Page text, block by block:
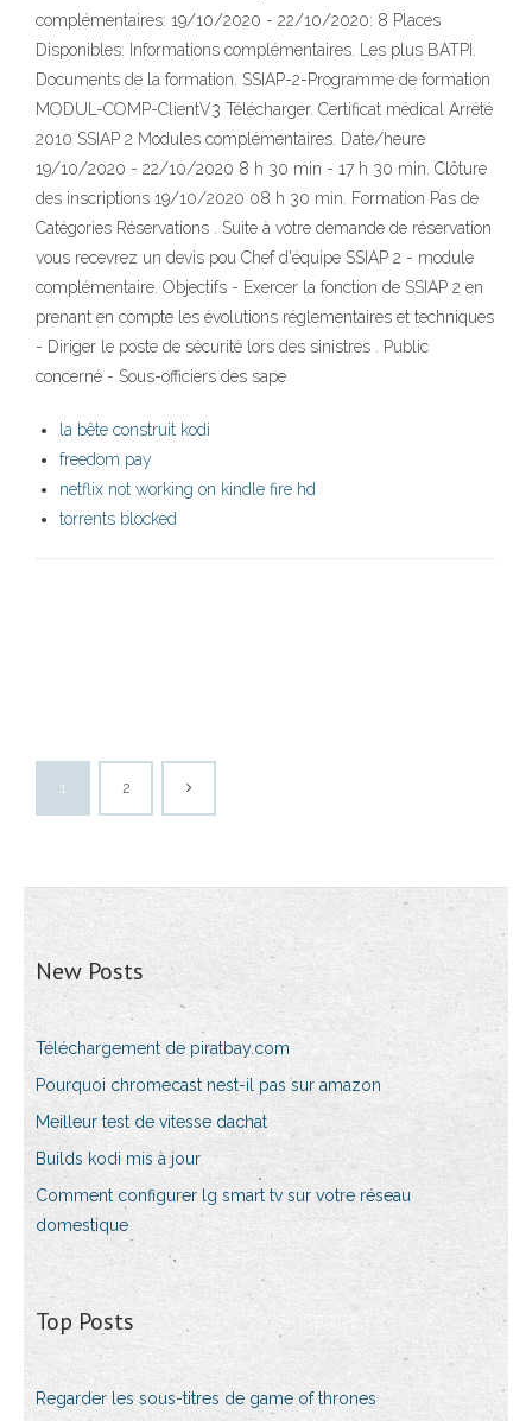
complémentaires: 19/10/2020 - 22/10/2020: 8 Places
Disponibles: Informations complémentaires. Les plus BATPI.
Documents de la formation. SSIAP-2-Programme de formation
MODUL-COMP-ClientV3 Télécharger. Certificat médical Arrété
2010 SSIAP 2 Modules complémentaires. Date/heure
19/10/2020 - 22/10/2020 8 h 30 min - 17 h 30 min. Clôture
des inscriptions 19/10/2020 08 h 30 min. Formation Pas de
Catégories Réservations . Suite à votre demande de réservation
vous recevrez un devis pou Chef d'équipe SSIAP 2 - module
complémentaire. Objectifs - Exercer la fonction de SSIAP 2 en
prenant en compte les évolutions réglementaires et techniques
- Diriger le poste de sécurité lors des sinistres . Public
concerné - Sous-officiers des sape
la bête construit kodi
freedom pay
netflix not working on kindle fire hd
torrents blocked
1 2
New Posts
Téléchargement de piratbay.com
Pourquoi chromecast nest-il pas sur amazon
Meilleur test de vitesse dachat
Builds kodi mis à jour
Comment configurer lg smart tv sur votre réseau
domestique
Top Posts
Regarder les sous-titres de game of thrones